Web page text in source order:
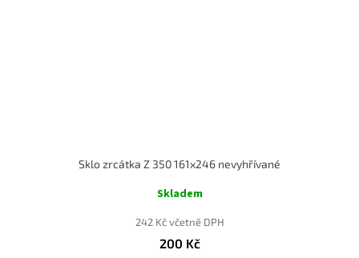
Sklo zrcátka Z 350 161x246 nevyhřívané
Skladem
242 Kč včetně DPH
200 Kč